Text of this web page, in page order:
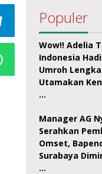
Populer
Wow!! Adelia
Indonesia
Umroh
Utamakan
…
Manager AG
Serahkan
Omset,
Surabaya
…